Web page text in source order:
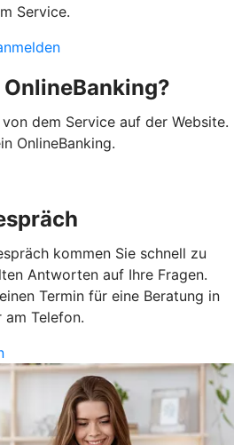
Service.
dem Service auf der Website.
OnlineBanking.
kommen Sie schnell zu
Antworten auf Ihre Fragen.
Termin für eine Beratung in
Telefon.